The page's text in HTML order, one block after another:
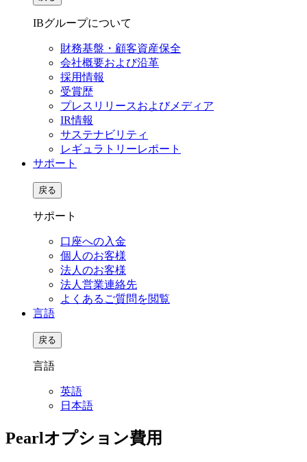
IBグループについて
財務基盤・顧客資産保全
会社概要および沿革
採用情報
受賞歴
プレスリリースおよびメディア
IR情報
サステナビリティ
レギュラトリーレポート
サポート
戻る
サポート
口座への入金
個人のお客様
法人のお客様
法人営業連絡先
よくあるご質問を閲覧
言語
戻る
言語
英語
日本語
Pearlオプション費用